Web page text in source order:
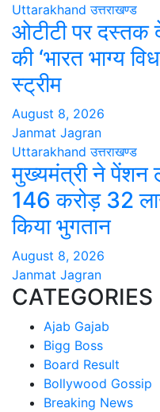
Uttarakhand उत्तराखण्ड
ओटीटी पर दस्तक
की ‘भारत भाग्य
स्ट्रीम
August 8, 2026
Janmat Jagran
Uttarakhand उत्तराखण्ड
मुख्यमंत्री ने पेंशन
146 करोड़ 32
किया भुगतान
August 8, 2026
Janmat Jagran
CATEGORIES
Ajab Gajab
Bigg Boss
Board Result
Bollywood Gossip
Breaking News